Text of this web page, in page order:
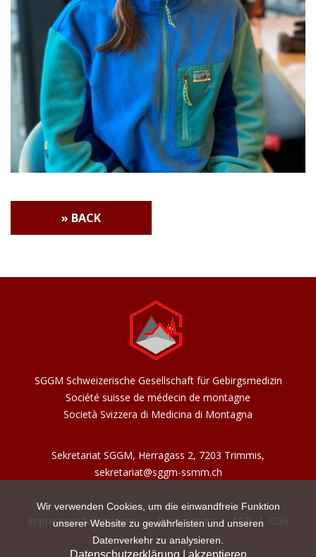
» BACK
SGGM Schweizerische Gesellschaft für Gebirgsmedizin
Société suisse de médecin de montagne
Società Svizzera di Medicina di Montagna
Sekretariat SGGM, Herragass 2, 7203 Trimmis,
sekretariat@sggm-ssmm.ch
Impressum & Disclaimer|Datenschutz|AGB| CGV
Wir verwenden Cookies, um die einwandfreie Funktion
unserer Website zu gewährleisten und unseren
Datenverkehr zu analysieren.
Datenschutzerklärung akzeptieren